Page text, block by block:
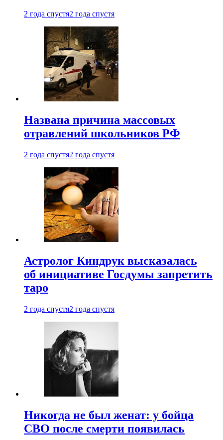
2 года спустя2 года спустя
Названа причина массовых
отравлений школьников РФ
2 года спустя2 года спустя
Астролог Киндрук высказалась
об инициативе Госдумы запретить
таро
2 года спустя2 года спустя
Никогда не был женат: у бойца
СВО после смерти появилась